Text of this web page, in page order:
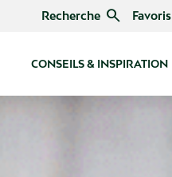
Recherche search Favoris
CONSEILS & INSPIRATION